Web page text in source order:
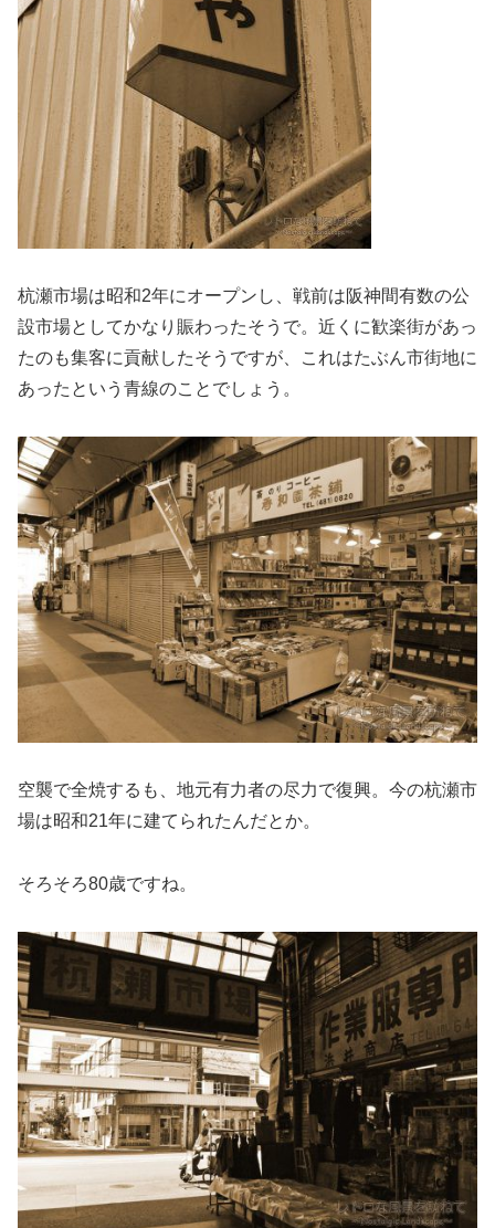
杭瀬市場は昭和2年にオープンし、戦前は阪神間有数の公
設市場としてかなり賑わったそうで。近くに歓楽街があっ
たのも集客に貢献したそうですが、これはたぶん市街地に
あったという青線のことでしょう。
空襲で全焼するも、地元有力者の尽力で復興。今の杭瀬市
場は昭和21年に建てられたんだとか。
そろそろ80歳ですね。